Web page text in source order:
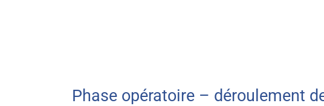
Phase opératoire – déroulement